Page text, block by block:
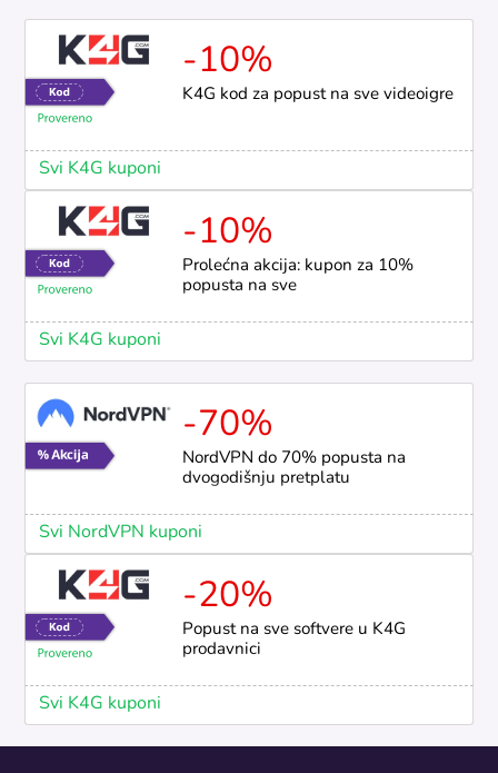
-10%
K4G kod za popust na sve videoigre
Svi K4G kuponi
-10%
Prolećna akcija: kupon za 10%
popusta na sve
Svi K4G kuponi
-70%
NordVPN do 70% popusta na
dvogodišnju pretplatu
Svi NordVPN kuponi
-20%
Popust na sve softvere u K4G
prodavnici
Svi K4G kuponi